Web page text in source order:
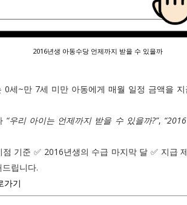
2016년생 아동수당 언제까지 받을 수 있을까
0세~만 7세 미만 아동에게 매월 일정 금액을
“우리 아이는 언제까지 받을 수 있을까?”,
기준 ✅ 2016년생의 수급 마지막 달 ✅ 지급
립니다.
가기